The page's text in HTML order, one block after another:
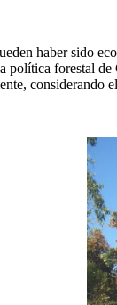
haber sido
forestal de